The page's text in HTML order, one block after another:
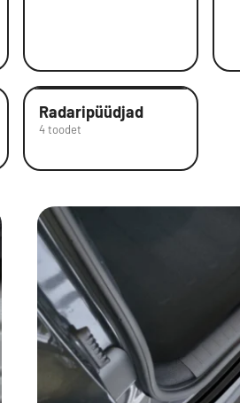
Radaripüüdjad
4 toodet